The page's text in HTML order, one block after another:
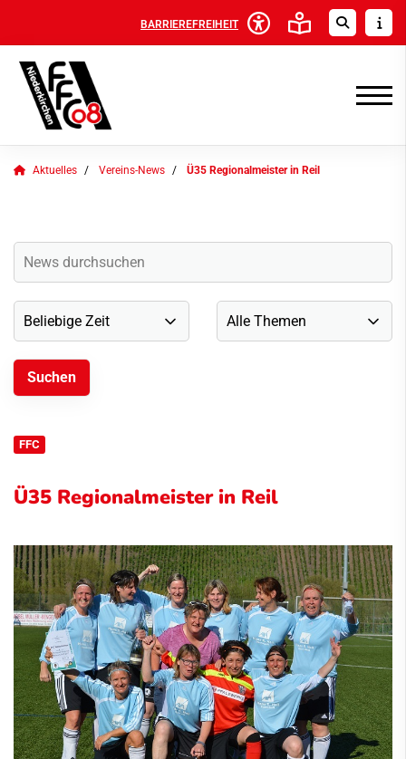
BARRIEREFREIHEIT
Aktuelles Vereins-News Ü35 Regionalmeister in Reil
FFC
Ü35 Regionalmeister in Reil